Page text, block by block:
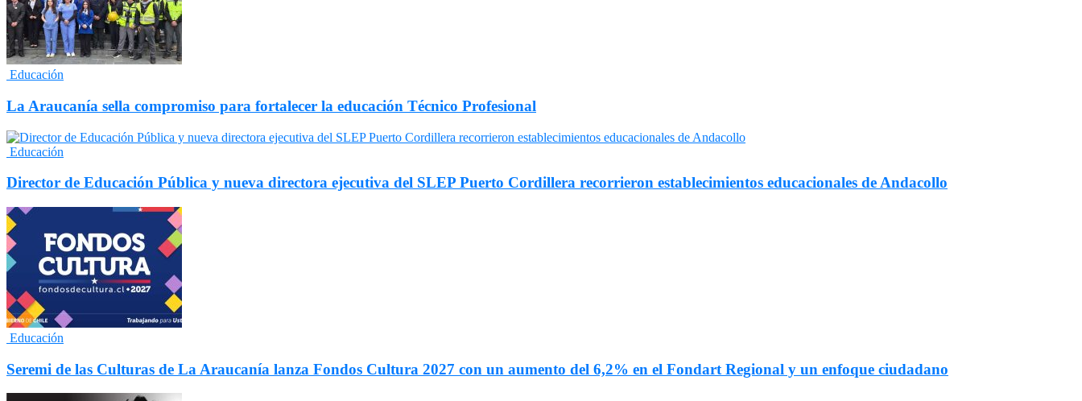
Educación
La Araucanía sella compromiso para fortalecer la educación Técnico Profesional
Educación
Director de Educación Pública y nueva directora ejecutiva del SLEP Puerto Cordillera recorrieron establecimientos educacionales de Andacollo
Educación
Seremi de las Culturas de La Araucanía lanza Fondos Cultura 2027 con un aumento del 6,2% en el Fondart Regional y un enfoque ciudadano